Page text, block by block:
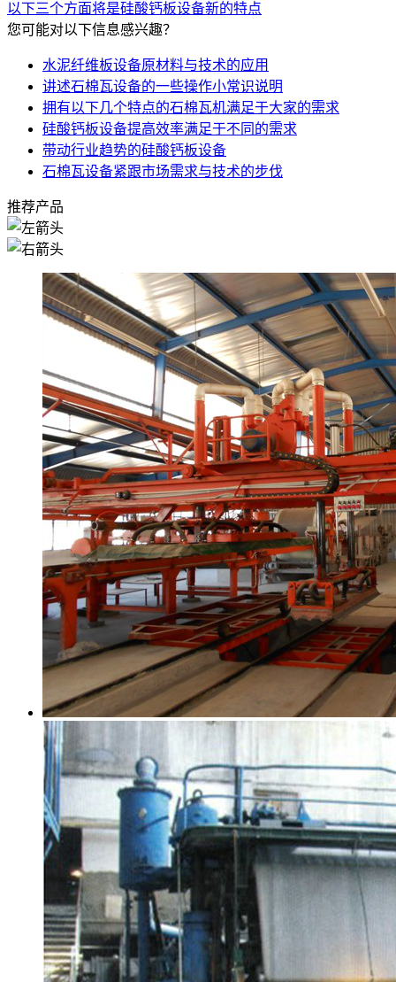
以下三个方面将是硅酸钙板设备新的特点
您可能对以下信息感兴趣？
水泥纤维板设备原材料与技术的应用
讲述石棉瓦设备的一些操作小常识说明
拥有以下几个特点的石棉瓦机满足于大家的需求
硅酸钙板设备提高效率满足于不同的需求
带动行业趋势的硅酸钙板设备
石棉瓦设备紧跟市场需求与技术的步伐
推荐产品